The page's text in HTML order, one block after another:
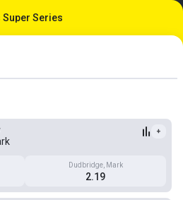
Super Series
+
Dudbridge, Mark
2.19